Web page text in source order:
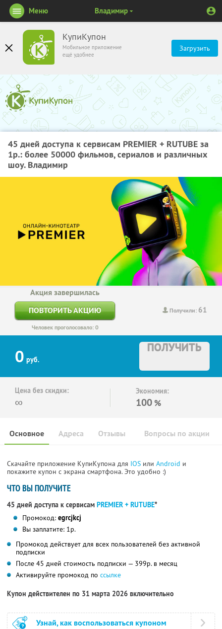
КупиКупон
Мобильное приложение
ещё удобнее
Загрузить
Меню Владимир
45 дней доступа к сервисам PREMIER + RUTUBE за
1р.: более 50000 фильмов, сериалов и различных
шоу. Владимир
Получили: 61
Акция завершилась
ПОВТОРИТЬ АКЦИЮ
Человек проголосовало: 0
0 руб.
ПОЛУЧИТЬ
Цена без скидки:
∞
Экономия:
100 %
Основное Отзывы Вопросы по акции
Адреса
Скачайте приложение КупиКупона для IOS или Android и
покажите купон с экрана смартфона. Это удобно :)
ЧТО ВЫ ПОЛУЧИТЕ
45 дней доступа к сервисам PREMIER + RUTUBE*
Промокод: egrcjkcj
Вы заплатите: 1р.
Промокод действует для всех пользователей без активной
подписки
После 45 дней стоимость подписки — 399р. в месяц
Активируйте промокод по ссылке
Купон действителен по 31 марта 2026 включительно
Узнай, как воспользоваться купоном